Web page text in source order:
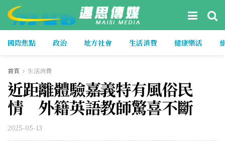
國際焦點 政治 地方社會 生活消費 健康樂活
首頁 生活消費
近距離體驗嘉義特有風俗民
情 外籍英語教師驚喜不斷
2025-05-13